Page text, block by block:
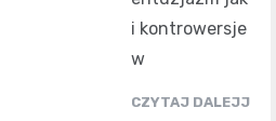
i kontrowersje
w
CZYTAJ DALEJJ